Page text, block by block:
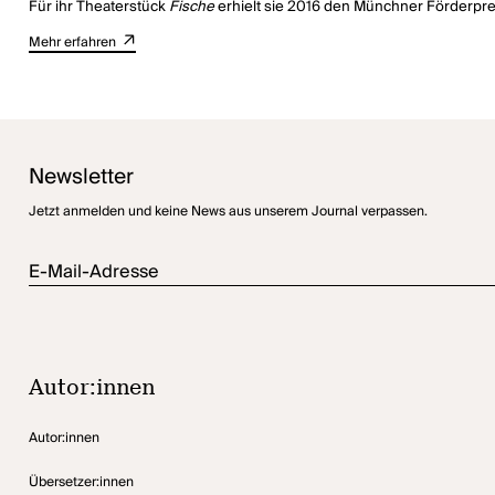
Für ihr TheaterstückFischeerhielt sie 2016 den Münchner
Zusammenarbeit verbindet sie zudem mit Jan Koslowski, mit dem
Mehr erfahren
Newsletter
Jetzt anmelden und keine News aus unserem Journal verpassen.
E-Mail-Adresse
Autor:innen
Autor:innen
Übersetzer:innen